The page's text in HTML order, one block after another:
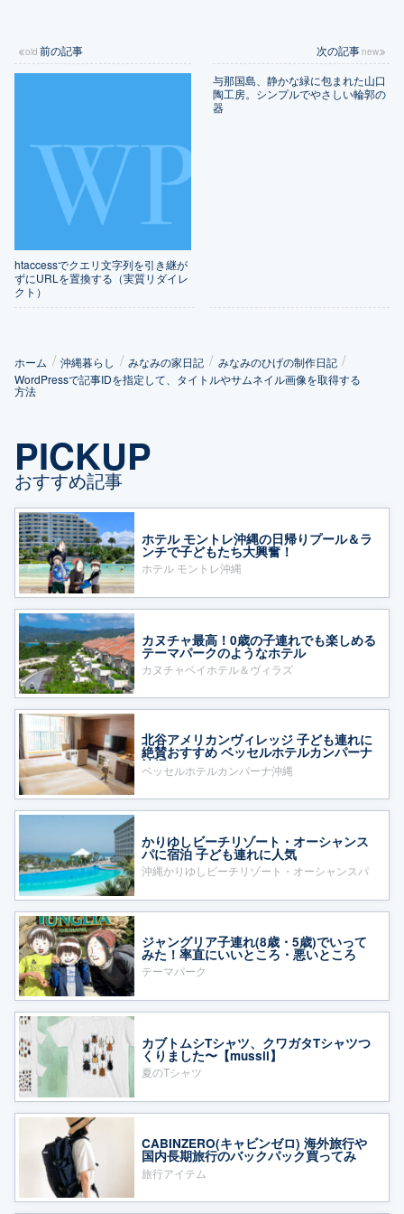
前の記事
htaccessでクエリ文字列を引き継が
ずにURLを置換する（実質リダイレ
クト）
次の記事
与那国島、静かな緑に包まれた山口
陶工房。シンプルでやさしい輪郭の
器
ホーム 沖縄暮らし みなみの家日記
みなみのひげの制作日記
WordPressで記事IDを指定して、タイトルやサムネイル画像を取得する
方法
PICKUP
おすすめ記事
ホテル モントレ沖縄の日帰りプール＆ラ
ンチで子どもたち大興奮！
ホテル モントレ沖縄
カヌチャ最高！0歳の子連れでも楽しめる
テーマパークのようなホテル
カヌチャベイホテル＆ヴィラズ
北谷アメリカンヴィレッジ 子ども連れに
絶賛おすすめ ベッセルホテルカンパーナ
沖縄
ベッセルホテルカンパーナ沖縄
かりゆしビーチリゾート・オーシャンス
パに宿泊 子ども連れに人気
沖縄かりゆしビーチリゾート・オーシャンスパ
ジャングリア子連れ(8歳・5歳)でいって
みた！率直にいいところ・悪いところ
テーマパーク
カブトムシTシャツ、クワガタTシャツつ
くりました〜【mussii】
夏のTシャツ
CABINZERO(キャビンゼロ) 海外旅行や
国内長期旅行のバックパック買ってみ
た！
旅行アイテム